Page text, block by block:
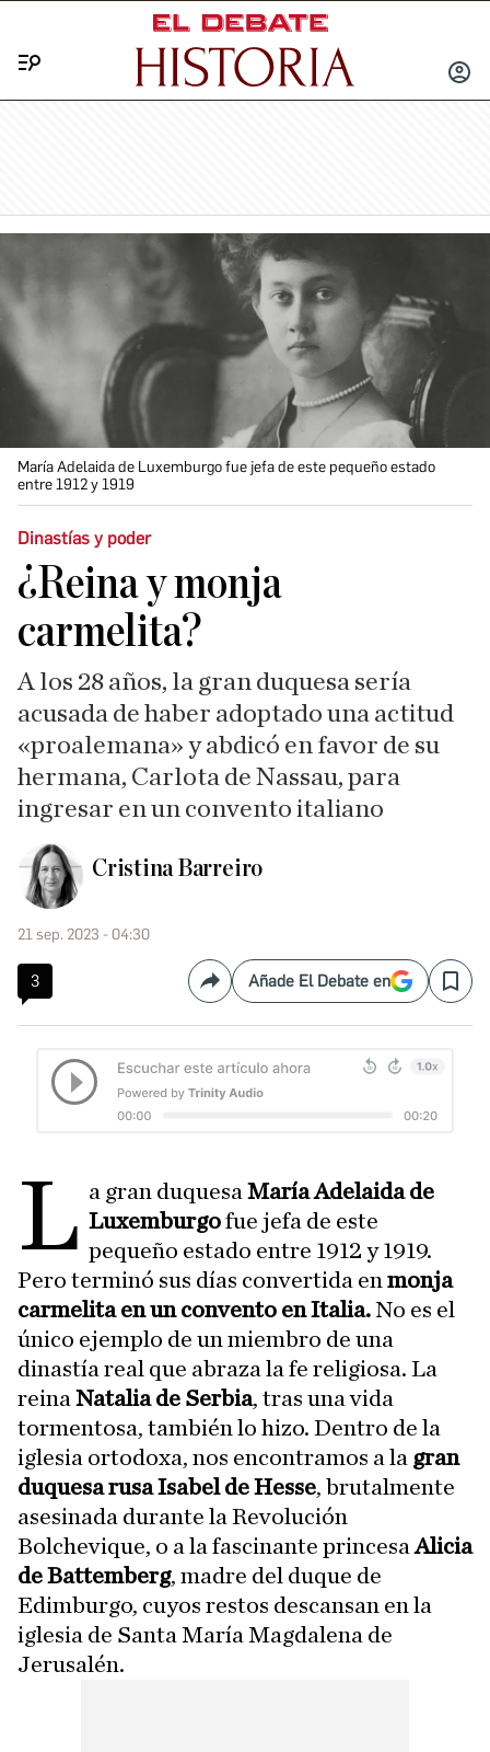
INICIAR
María Adelaida de Luxemburgo fue jefa de este pequeño estado
entre 1912 y 1919
Dinastías y poder
¿Reina y monja
carmelita?
A los 28 años, la gran duquesa sería
acusada de haber adoptado una actitud
«proalemana» y abdicó en favor de su
hermana, Carlota de Nassau, para
ingresar en un convento italiano
Cristina Barreiro
21 sep. 2023 - 04:30
3 CompartirAñade El Debate en Save
L a gran duquesaMaría Adelaida de
Luxemburgofue jefa de este
pequeño estado entre 1912 y 1919.
Pero terminó sus días convertida en monja
carmelita en un convento en Italia.No es el
único ejemplo de un miembro de una
dinastía real que abraza la fe religiosa. La
reina Natalia de Serbia, tras una vida
tormentosa, también lo hizo. Dentro de la
iglesia ortodoxa, nos encontramos a la gran
duquesa rusa Isabel de Hesse, brutalmente
asesinada durante la Revolución
Bolchevique, o a la fascinante princesaAlicia
de Battemberg, madre del duque de
Edimburgo, cuyos restos descansan en la
iglesia de Santa María Magdalena de
Jerusalén.